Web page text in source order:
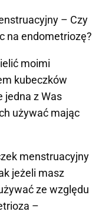
– Czy
na endometriozę?
moimi
kubeczków
jedna z Was
używać mając
menstruacyjny
jeżeli masz
ze względu
–